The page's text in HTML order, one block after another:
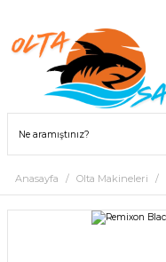
Anasayfa Olta Makineleri